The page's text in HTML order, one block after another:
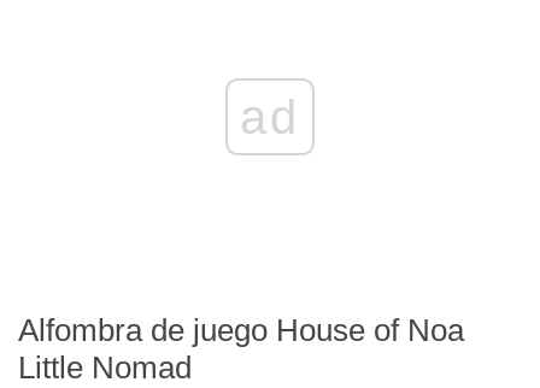
ad
Alfombra de juego House of Noa
Little Nomad